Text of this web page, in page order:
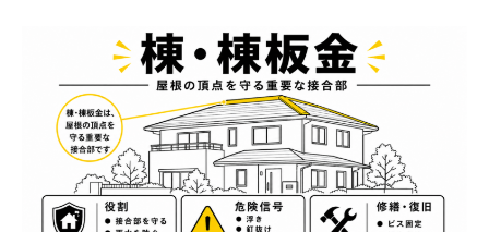
雨水が入り下地が傷む
屋根塗装だけでは解決できない場合がある
屋根修理の費用判断で確認したいこと
部分補修で済むか棟全体の修理が必要か
見積りで確認する順番
屋根塗装と同時に行うかも検討する